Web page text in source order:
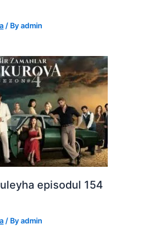
/ Byadmin
episodul 154
/ Byadmin